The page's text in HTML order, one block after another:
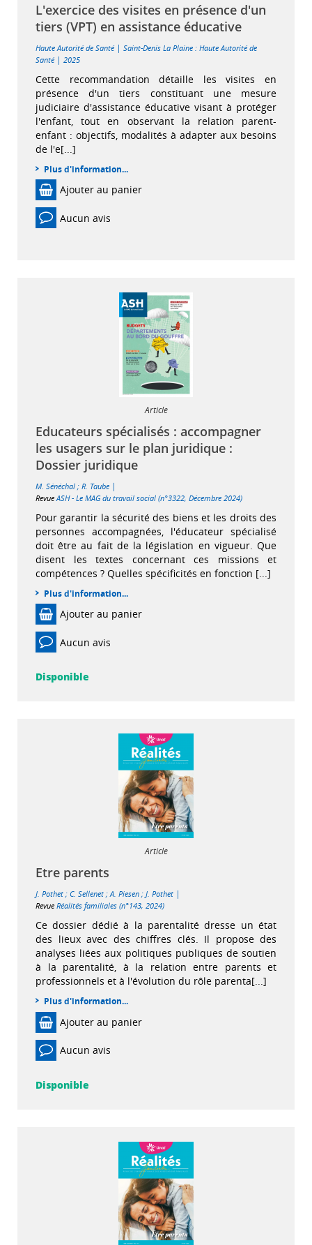
L'exercice des visites en présence d'un
tiers (VPT) en assistance éducative
Haute Autorité de Santé | Saint-Denis La Plaine : Haute Autorité de
Santé | 2025
Cette recommandation détaille les visites en
présence d'un tiers constituant une mesure
judiciaire d'assistance éducative visant à protéger
l'enfant, tout en observant la relation parent-
enfant : objectifs, modalités à adapter aux besoins
de l'e[...]
Plus d'information...
Ajouter au panier
Aucun avis
Article
Educateurs spécialisés : accompagner
les usagers sur le plan juridique :
Dossier juridique
M. Sénéchal ; R. Taube |
RevueASH - Le MAG du travail social (n°3322, Décembre 2024)
Pour garantir la sécurité des biens et les droits des
personnes accompagnées, l'éducateur spécialisé
doit être au fait de la législation en vigueur. Que
disent les textes concernant ces missions et
compétences ? Quelles spécificités en fonction [...]
Plus d'information...
Ajouter au panier
Aucun avis
Disponible
Article
Etre parents
J. Pothet ; C. Sellenet ;A. Piesen ; J. Pothet |
Revue Réalités familiales (n°143, 2024)
Ce dossier dédié à la parentalité dresse un état
des lieux avec des chiffres clés. Il propose des
analyses liées aux politiques publiques de soutien
à la parentalité, à la relation entre parents et
professionnels et à l'évolution du rôle parenta[...]
Plus d'information...
Ajouter au panier
Aucun avis
Disponible